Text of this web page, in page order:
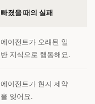
빠졌을 때의 실패
에이전트가 오래된 일
반 지식으로 행동해요.
에이전트가 현지 제약
을 잊어요.